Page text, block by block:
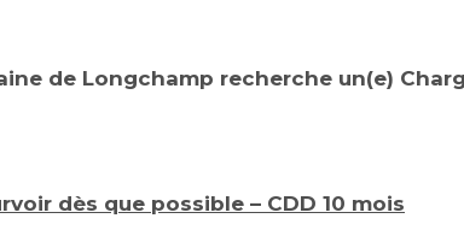
de Longchamp recherche un(e)
dès que possible – CDD 10 mois